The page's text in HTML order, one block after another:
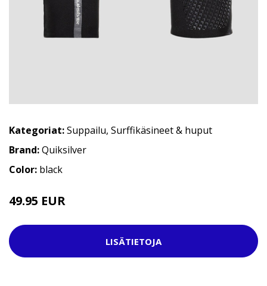
Kategoriat:Suppailu, Surffikäsineet & huput
Brand:Quiksilver
Color: black
49.95 EUR
LISÄTIETOJA